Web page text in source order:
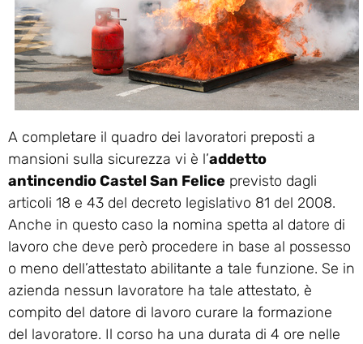
A completare il quadro dei lavoratori preposti a
mansioni sulla sicurezza vi è l’addetto
antincendio Castel San Felice previsto dagli
articoli 18 e 43 del decreto legislativo 81 del 2008.
Anche in questo caso la nomina spetta al datore di
lavoro che deve però procedere in base al possesso
o meno dell’attestato abilitante a tale funzione. Se in
azienda nessun lavoratore ha tale attestato, è
compito del datore di lavoro curare la formazione
del lavoratore. Il corso ha una durata di 4 ore nelle